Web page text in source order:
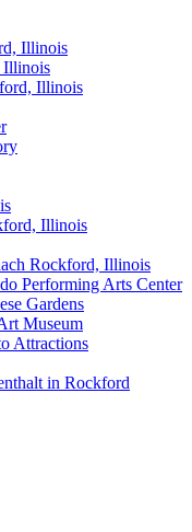
Illinois
Illinois
Illinois
Illinois
Rockford, Illinois
Performing Arts Center
Gardens
Museum
Attractions
in Rockford